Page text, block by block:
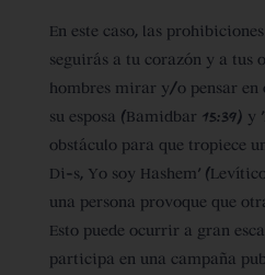
En este caso, las
seguirás a tu corazón y a tus
hombres mirar y/o pensar
su esposa (Bamidbar 15:39) y
obstáculo para que tropiece
Di-s, Yo soy Hashem’
una persona provoque que
Esto puede ocurrir a gran
participa en una campaña